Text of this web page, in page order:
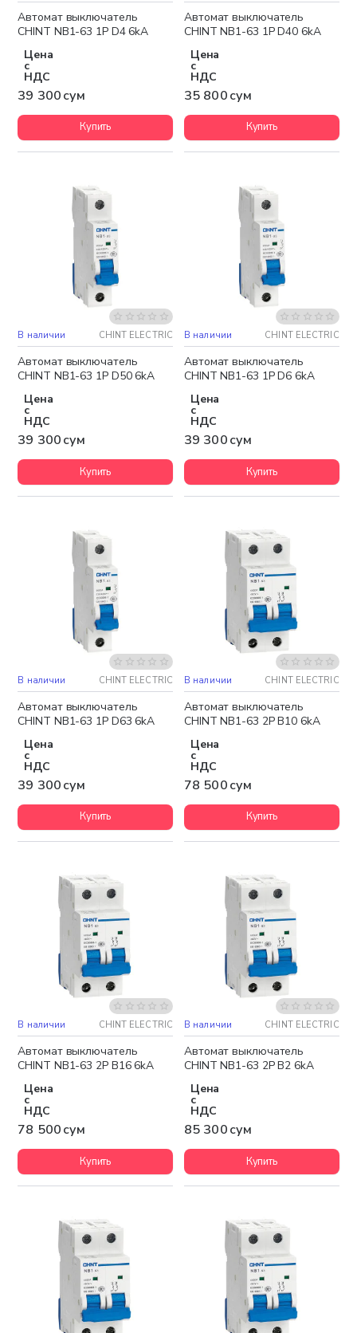
Автомат выключатель
CHINT NB1-63 1P D4 6kA
Цена
с
НДС
39 300 сум
Купить
Автомат выключатель
CHINT NB1-63 1P D40 6kA
Цена
с
НДС
35 800 сум
Купить
В наличии CHINT ELECTRIC
Автомат выключатель
CHINT NB1-63 1P D50 6kA
Цена
с
НДС
39 300 сум
Купить
В наличии CHINT ELECTRIC
Автомат выключатель
CHINT NB1-63 1P D6 6kA
Цена
с
НДС
39 300 сум
Купить
В наличии CHINT ELECTRIC
Автомат выключатель
CHINT NB1-63 1P D63 6kA
Цена
с
НДС
39 300 сум
Купить
В наличии CHINT ELECTRIC
Автомат выключатель
CHINT NB1-63 2P B10 6kA
Цена
с
НДС
78 500 сум
Купить
В наличии CHINT ELECTRIC
Автомат выключатель
CHINT NB1-63 2P B16 6kA
Цена
с
НДС
78 500 сум
Купить
В наличии CHINT ELECTRIC
Автомат выключатель
CHINT NB1-63 2P B2 6kA
Цена
с
НДС
85 300 сум
Купить